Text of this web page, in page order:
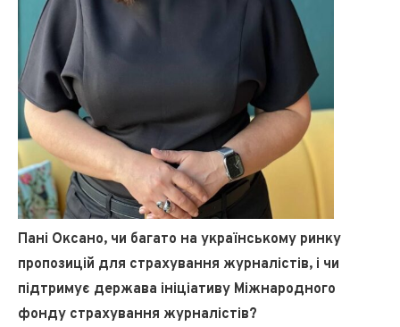
Пані Оксано, чи багато на українському ринку
пропозицій для страхування журналістів, і чи
підтримує держава ініціативу Міжнародного
фонду страхування журналістів?